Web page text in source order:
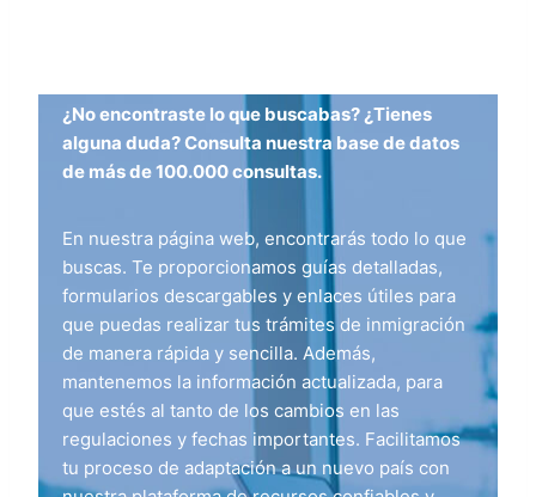
¿No encontraste lo que buscabas? ¿Tienes
alguna duda? Consulta nuestra base de datos
de más de 100.000 consultas.
En nuestra página web, encontrarás todo lo que
buscas. Te proporcionamos guías detalladas,
formularios descargables y enlaces útiles para
que puedas realizar tus trámites de inmigración
de manera rápida y sencilla. Además,
mantenemos la información actualizada, para
que estés al tanto de los cambios en las
regulaciones y fechas importantes. Facilitamos
tu proceso de adaptación a un nuevo país con